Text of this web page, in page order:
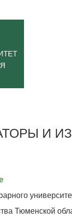
И
Тюменской